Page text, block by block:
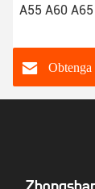
A55 A60 A65
20W
Obtenga el